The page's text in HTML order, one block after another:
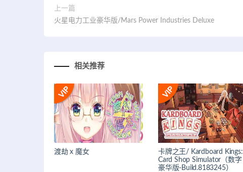
上一篇
火星电力工业豪华版/Mars Power Industries Deluxe
相关推荐
渡劫 x 魔女
卡牌之王/ Kardboard Kings:
Card Shop Simulator（数字
豪华版-Build.8183245）